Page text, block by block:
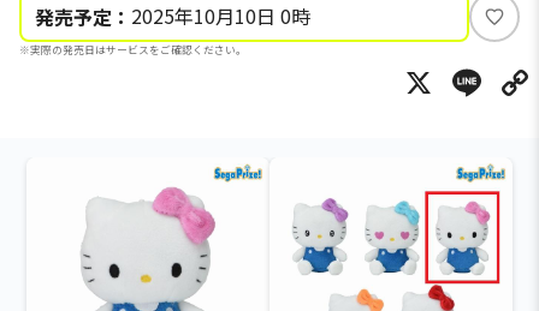
発売予定： 2025年10月10日 0時
※実際の発売日はサービスをご確認ください。
い
ね
X